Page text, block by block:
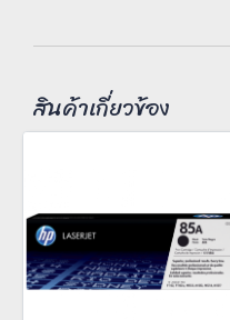
สินค้าเกี่ยวข้อง